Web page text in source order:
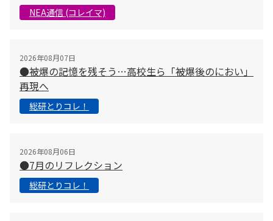
NEA通信 (コレイマ)
2026年08月07日
●被爆の記憶を残そう…高校生ら「被爆後のにおい」
再現へ
総研とりコレ！
2026年08月06日
●7月のリフレクション
総研とりコレ！